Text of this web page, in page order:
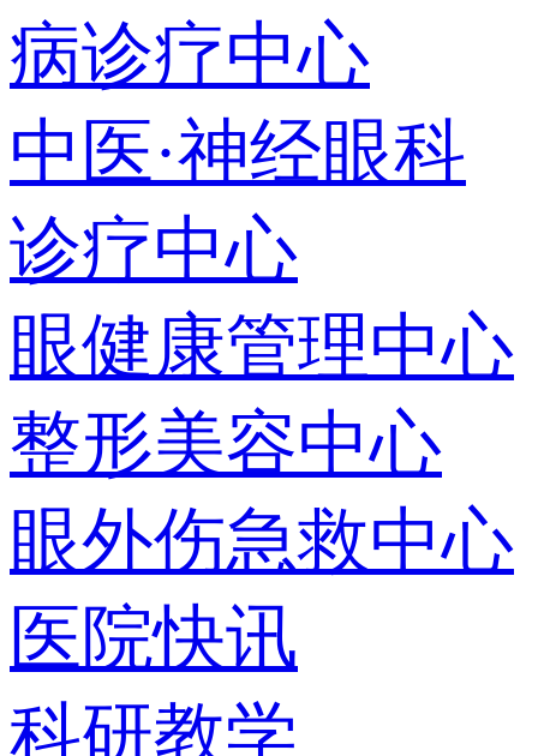
病诊疗中心
中医·神经眼科
诊疗中心
眼健康管理中心
整形美容中心
眼外伤急救中心
医院快讯
科研教学